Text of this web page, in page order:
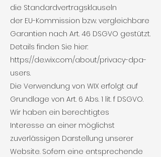
die Standardvertragsklauseln
der EU-Kommission bzw. vergleichbare
Garantien nach Art. 46 DSGVO gestützt.
Details finden Sie hier:
https://de.wix.com/about/privacy-dpa-
users.
Die Verwendung von WIX erfolgt auf
Grundlage von Art. 6 Abs. 1 lit. f DSGVO.
Wir haben ein berechtigtes
Interesse an einer möglichst
zuverlässigen Darstellung unserer
Website. Sofern eine entsprechende